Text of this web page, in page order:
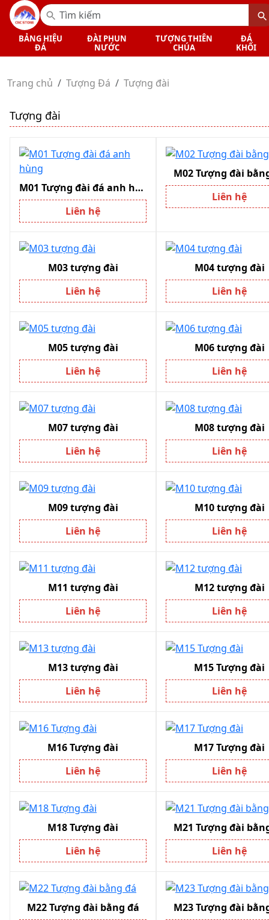
BẢNG HIỆU
ĐÁ
ĐÀI PHUN
NƯỚC
TƯỢNG THIÊN
CHÚA
ĐÁ
KHỐI
Trang chủ Tượng Đá Tượng đài
Tượng đài
M01 Tượng đài đá anh hùng
Liên hệ
M02 Tượng đài
Liên hệ
M03 tượng đài
Liên hệ
M04 tượng đài
Liên hệ
M05 tượng đài
Liên hệ
M06 tượng đài
Liên hệ
M07 tượng đài
Liên hệ
M08 tượng đài
Liên hệ
M09 tượng đài
Liên hệ
M10 tượng đài
Liên hệ
M11 tượng đài
Liên hệ
M12 tượng đài
Liên hệ
M13 tượng đài
Liên hệ
M15 Tượng đài
Liên hệ
M16 Tượng đài
Liên hệ
M17 Tượng đài
Liên hệ
M18 Tượng đài
Liên hệ
M21 Tượng đài
Liên hệ
M22 Tượng đài bằng đá
M23 Tượng đài